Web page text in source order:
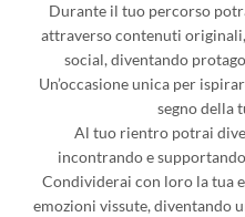
Durante il tuo percorso
attraverso contenuti
social, diventando
Un’occasione unica per
segno della
Al tuo rientro potrai
incontrando e
Condividerai con loro la tua
emozioni vissute, diventando